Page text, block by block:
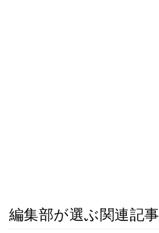
編集部が選ぶ関連記事